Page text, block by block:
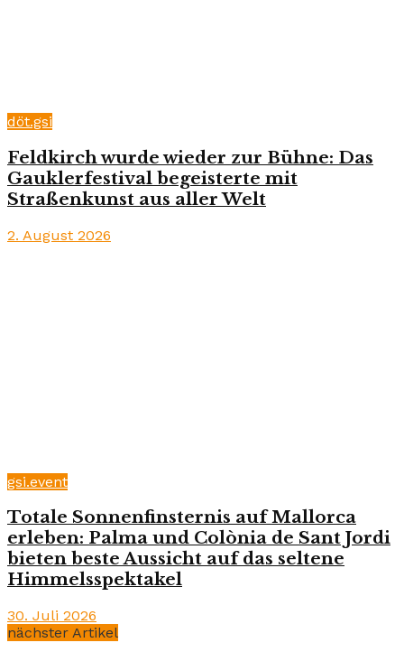
döt.gsi
Feldkirch wurde wieder zur Bühne: Das
Gauklerfestival begeisterte mit
Straßenkunst aus aller Welt
2. August 2026
gsi.event
Totale Sonnenfinsternis auf Mallorca
erleben: Palma und Colònia de Sant Jordi
bieten beste Aussicht auf das seltene
Himmelsspektakel
30. Juli 2026
nächster Artikel